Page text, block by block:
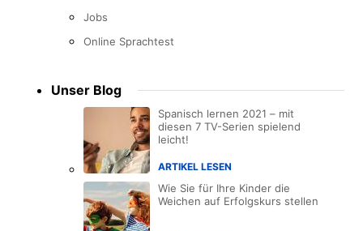
Jobs
Online Sprachtest
Unser Blog
Spanisch lernen 2021 – mit
diesen 7 TV-Serien spielend
leicht!
ARTIKEL LESEN
Wie Sie für Ihre Kinder die
Weichen auf Erfolgskurs stellen